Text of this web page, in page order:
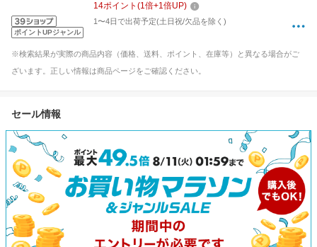
ポイントUPジャンル
14ポイント (1倍+1倍UP)
1〜4日で出荷予定(土日祝/欠品を除く)
※検索結果が実際の商品内容（価格、送料、ポイント、在庫等）と異なる場合がご
ざいます。正しい情報は商品ページをご確認ください。
セール情報